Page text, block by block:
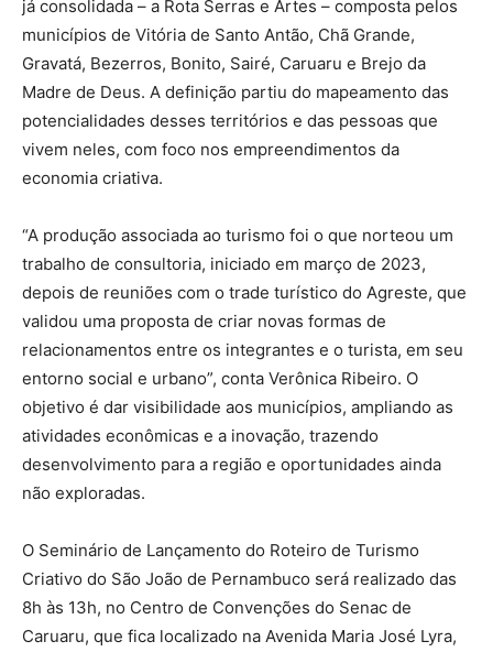
já consolidada – a Rota Serras e Artes – composta pelos
municípios de Vitória de Santo Antão, Chã Grande,
Gravatá, Bezerros, Bonito, Sairé, Caruaru e Brejo da
Madre de Deus. A definição partiu do mapeamento das
potencialidades desses territórios e das pessoas que
vivem neles, com foco nos empreendimentos da
economia criativa.
“A produção associada ao turismo foi o que norteou um
trabalho de consultoria, iniciado em março de 2023,
depois de reuniões com o trade turístico do Agreste, que
validou uma proposta de criar novas formas de
relacionamentos entre os integrantes e o turista, em seu
entorno social e urbano”, conta Verônica Ribeiro. O
objetivo é dar visibilidade aos municípios, ampliando as
atividades econômicas e a inovação, trazendo
desenvolvimento para a região e oportunidades ainda
não exploradas.
O Seminário de Lançamento do Roteiro de Turismo
Criativo do São João de Pernambuco será realizado das
8h às 13h, no Centro de Convenções do Senac de
Caruaru, que fica localizado na Avenida Maria José Lyra,